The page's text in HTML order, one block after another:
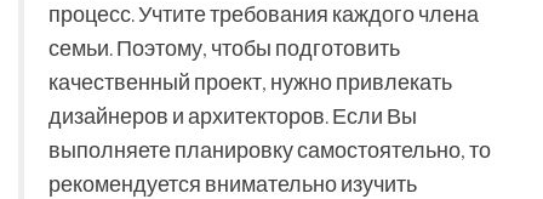
процесс. Учтите требования каждого члена
семьи. Поэтому, чтобы подготовить
качественный проект, нужно привлекать
дизайнеров и архитекторов. Если Вы
выполняете планировку самостоятельно, то
рекомендуется внимательно изучить